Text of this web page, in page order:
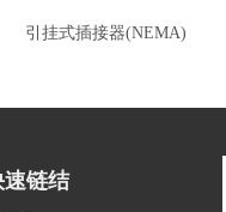
引挂式插接器(NEMA)
速链结